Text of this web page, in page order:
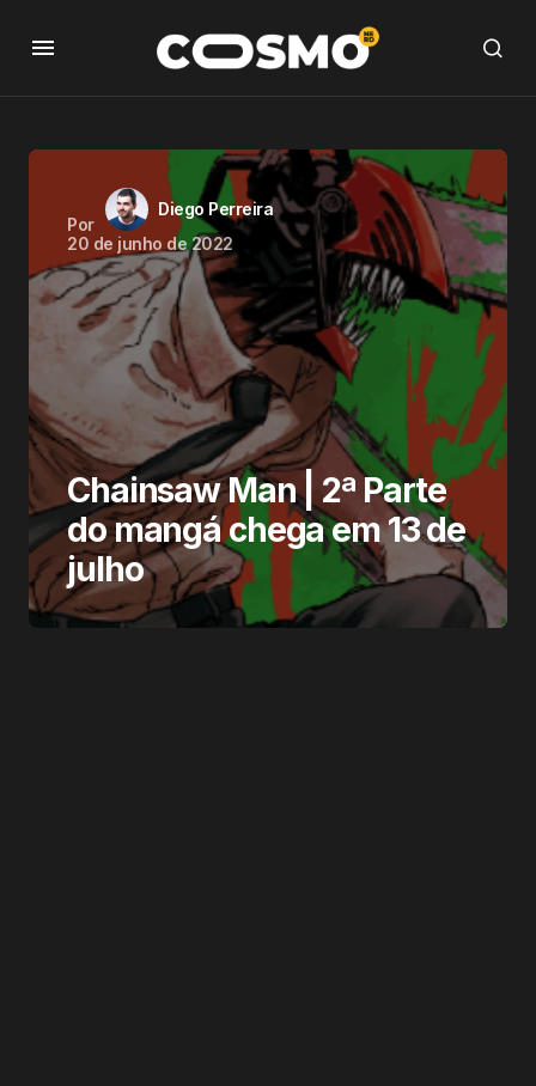
Por
Diego Perreira
20 de junho de 2022
Chainsaw Man | 2ª Parte
do mangá chega em 13 de
julho